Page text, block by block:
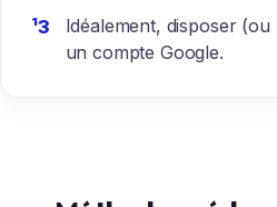
Idéalement, disposer
un compte Google.